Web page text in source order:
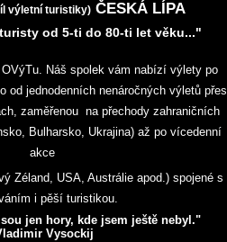
výletní turistiky) ČESKÁ LÍPA
od 5-ti do 80-ti let věku..."
Náš spolek vám nabízí výlety po
od jednodenních nenáročných výletůpřes
zaměřenou na přechody zahraničních
Bulharsko, Ukrajina) až po vícedenní
akce
Zéland, USA, Austrálie apod.) spojené s
i pěší turistikou.
jen hory, kde jsem ještě nebyl."
Vysockij